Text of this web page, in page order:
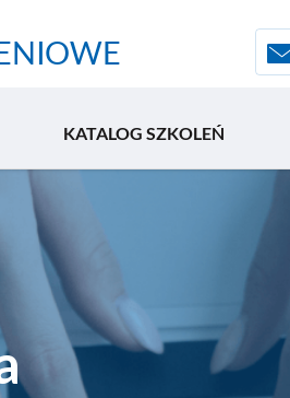
KATALOG SZKOLEŃ